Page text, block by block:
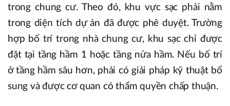
trong chung cư. Theo đó, khu vực sạc phải nằm
trong diện tích dự án đã được phê duyệt. Trường
hợp bố trí trong nhà chung cư, khu sạc chỉ được
đặt tại tầng hầm 1 hoặc tầng nửa hầm. Nếu bố trí
ở tầng hầm sâu hơn, phải có giải pháp kỹ thuật bổ
sung và được cơ quan có thẩm quyền chấp thuận.